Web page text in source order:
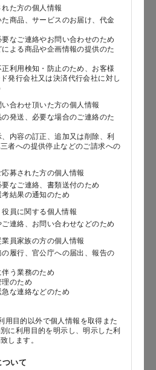
た方の個人情報
た商品、サービスのお届け、代金
なご連絡やお問い合わせのため
よる商品や企画情報の提供のた
利用検知・防止のため、お客様
発行会社又は決済代行会社に対し
合わせ頂いた方の個人情報
発送、必要な場合のご連絡のた
内容の訂正、追加又は削除、利
者への提供停止などのご請求への
募された方の個人情報
なご連絡、書類送付のため
結果の通知のため
員に関する個人情報
連絡、お問い合わせなどのため
員家族の方の個人情報
の履行、官公庁への届出、報告の
伴う業務のため
理のため
な連絡などのため
用目的以外で個人情報を取得また
に利用目的を明示し、明示した利
します。
いて